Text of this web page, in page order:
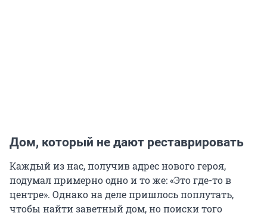
Дом, который не дают реставрировать
Каждый из нас, получив адрес нового героя,
подумал примерно одно и то же: «Это где-то в
центре». Однако на деле пришлось поплутать,
чтобы найти заветный дом, но поиски того